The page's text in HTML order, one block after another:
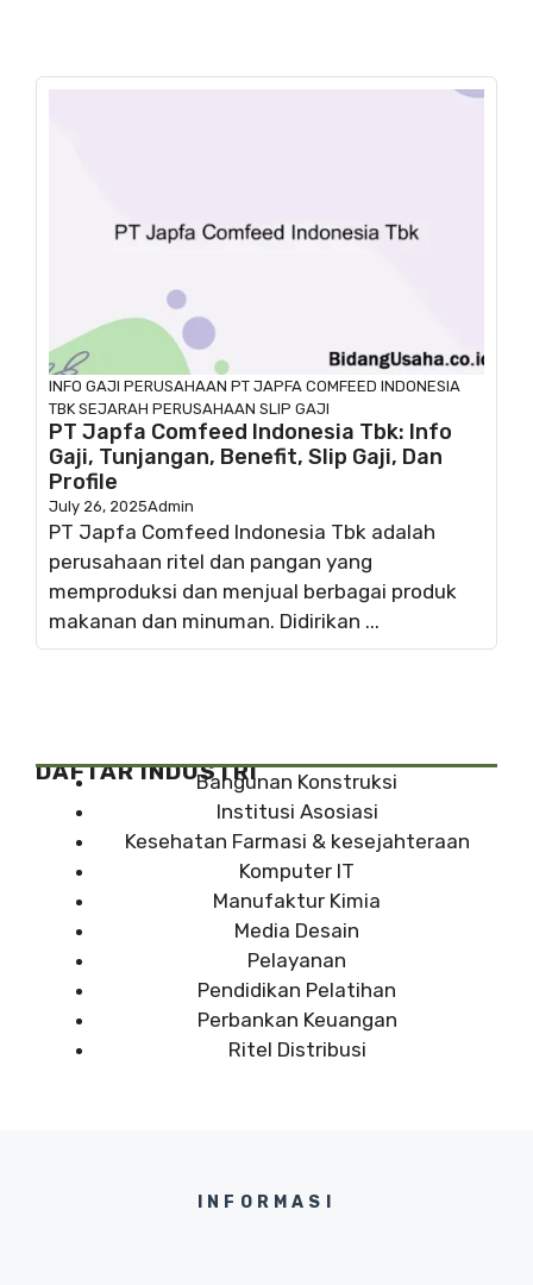
INFO GAJI PERUSAHAAN PT JAPFA COMFEED INDONESIA
TBK SEJARAH PERUSAHAAN SLIP GAJI
PT Japfa Comfeed Indonesia Tbk: Info
Gaji, Tunjangan, Benefit, Slip Gaji, Dan
Profile
July 26, 2025Admin
PT Japfa Comfeed Indonesia Tbk adalah
perusahaan ritel dan pangan yang
memproduksi dan menjual berbagai produk
makanan dan minuman. Didirikan ...
DAFTAR INDUSTRIBangunan Konstruksi
Institusi Asosiasi
Kesehatan Farmasi & kesejahteraan
Komputer IT
Manufaktur Kimia
Media Desain
Pelayanan
Pendidikan Pelatihan
Perbankan Keuangan
Ritel Distribusi
INFORMASI